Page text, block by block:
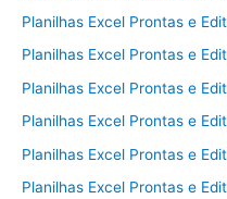
Planilhas Excel Prontas e
Planilhas Excel Prontas e
Planilhas Excel Prontas e
Planilhas Excel Prontas e
Planilhas Excel Prontas e
Planilhas Excel Prontas e